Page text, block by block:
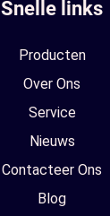
Snelle links
Producten
Over Ons
Service
Nieuws
Contacteer Ons
Blog